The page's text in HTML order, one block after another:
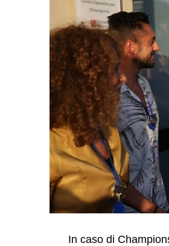
In caso di